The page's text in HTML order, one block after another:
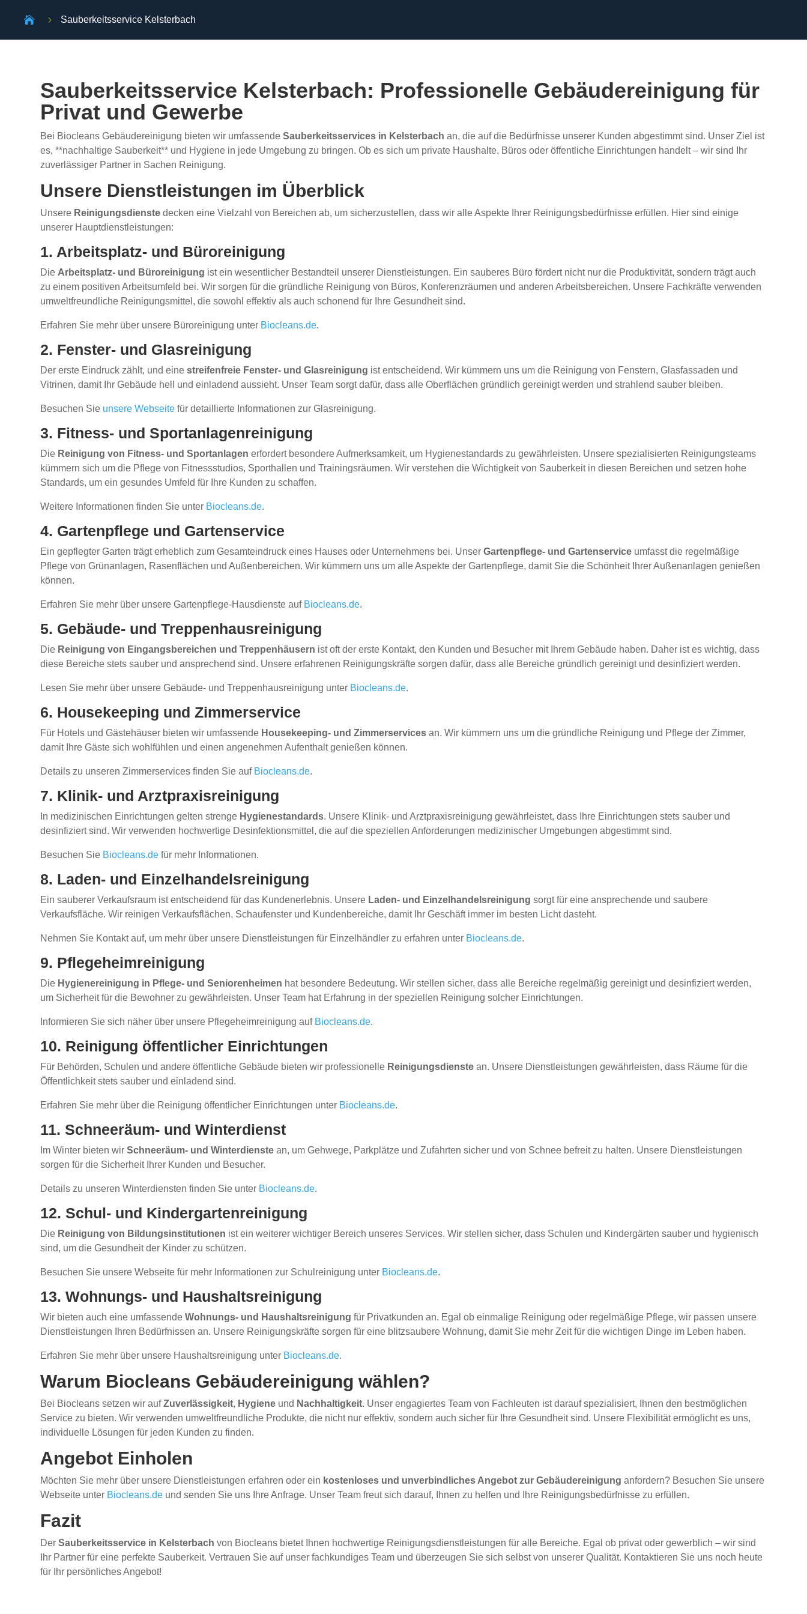
 5 Sauberkeitsservice Kelsterbach
Sauberkeitsservice Kelsterbach: Professionelle Gebäudereinigung für
Privat und Gewerbe
Bei Biocleans Gebäudereinigung bieten wir umfassendeSauberkeitsservices in Kelsterbach an, die auf die Bedürfnisse unserer Kunden abgestimmt sind. Unser Ziel ist
es, **nachhaltige Sauberkeit** und Hygiene in jede Umgebung zu bringen. Ob es sich um private Haushalte, Büros oder öffentliche Einrichtungen handelt – wir sind Ihr
zuverlässiger Partner in Sachen Reinigung.
Unsere Dienstleistungen im Überblick
Unsere Reinigungsdienste decken eine Vielzahl von Bereichen ab, um sicherzustellen, dass wir alle Aspekte Ihrer Reinigungsbedürfnisse erfüllen. Hier sind einige
unserer Hauptdienstleistungen:
1. Arbeitsplatz- und Büroreinigung
Die Arbeitsplatz- und Büroreinigung ist ein wesentlicher Bestandteil unserer Dienstleistungen. Ein sauberes Büro fördert nicht nur die Produktivität, sondern trägt auch
zu einem positiven Arbeitsumfeld bei. Wir sorgen für die gründliche Reinigung von Büros, Konferenzräumen und anderen Arbeitsbereichen. Unsere Fachkräfte verwenden
umweltfreundliche Reinigungsmittel, die sowohl effektiv als auch schonend für Ihre Gesundheit sind.
Erfahren Sie mehr über unsere Büroreinigung unter Biocleans.de.
2. Fenster- und Glasreinigung
Der erste Eindruck zählt, und einestreifenfreie Fenster- und Glasreinigung ist entscheidend. Wir kümmern uns um die Reinigung von Fenstern, Glasfassaden und
Vitrinen, damit Ihr Gebäude hell und einladend aussieht. Unser Team sorgt dafür, dass alle Oberflächen gründlich gereinigt werden und strahlend sauber bleiben.
Besuchen Sie unsere Webseite für detaillierte Informationen zur Glasreinigung.
3. Fitness- und Sportanlagenreinigung
Die Reinigung von Fitness- und Sportanlagen erfordert besondere Aufmerksamkeit, um Hygienestandards zu gewährleisten. Unsere spezialisierten Reinigungsteams
kümmern sich um die Pflege von Fitnessstudios, Sporthallen und Trainingsräumen. Wir verstehen die Wichtigkeit von Sauberkeit in diesen Bereichen und setzen hohe
Standards, um ein gesundes Umfeld für Ihre Kunden zu schaffen.
Weitere Informationen finden Sie unter Biocleans.de.
4. Gartenpflege und Gartenservice
Ein gepflegter Garten trägt erheblich zum Gesamteindruck eines Hauses oder Unternehmens bei. UnserGartenpflege- und Gartenservice umfasst die regelmäßige
Pflege von Grünanlagen, Rasenflächen und Außenbereichen. Wir kümmern uns um alle Aspekte der Gartenpflege, damit Sie die Schönheit Ihrer Außenanlagen genießen
können.
Erfahren Sie mehr über unsere Gartenpflege-Hausdienste auf Biocleans.de.
5. Gebäude- und Treppenhausreinigung
Die Reinigung von Eingangsbereichen und Treppenhäusern ist oft der erste Kontakt, den Kunden und Besucher mit Ihrem Gebäude haben. Daher ist es wichtig, dass
diese Bereiche stets sauber und ansprechend sind. Unsere erfahrenen Reinigungskräfte sorgen dafür, dass alle Bereiche gründlich gereinigt und desinfiziert werden.
Lesen Sie mehr über unsere Gebäude- und Treppenhausreinigung unter Biocleans.de.
6. Housekeeping und Zimmerservice
Für Hotels und Gästehäuser bieten wir umfassende Housekeeping- und Zimmerservices an. Wir kümmern uns um die gründliche Reinigung und Pflege der Zimmer,
damit Ihre Gäste sich wohlfühlen und einen angenehmen Aufenthalt genießen können.
Details zu unseren Zimmerservices finden Sie auf Biocleans.de.
7. Klinik- und Arztpraxisreinigung
In medizinischen Einrichtungen gelten strenge Hygienestandards. Unsere Klinik- und Arztpraxisreinigung gewährleistet, dass Ihre Einrichtungen stets sauber und
desinfiziert sind. Wir verwenden hochwertige Desinfektionsmittel, die auf die speziellen Anforderungen medizinischer Umgebungen abgestimmt sind.
Besuchen Sie Biocleans.de für mehr Informationen.
8. Laden- und Einzelhandelsreinigung
Ein sauberer Verkaufsraum ist entscheidend für das Kundenerlebnis. Unsere Laden- und Einzelhandelsreinigung sorgt für eine ansprechende und saubere
Verkaufsfläche. Wir reinigen Verkaufsflächen, Schaufenster und Kundenbereiche, damit Ihr Geschäft immer im besten Licht dasteht.
Nehmen Sie Kontakt auf, um mehr über unsere Dienstleistungen für Einzelhändler zu erfahren unter Biocleans.de.
9. Pflegeheimreinigung
Die Hygienereinigung in Pflege- und Seniorenheimen hat besondere Bedeutung. Wir stellen sicher, dass alle Bereiche regelmäßig gereinigt und desinfiziert werden,
um Sicherheit für die Bewohner zu gewährleisten. Unser Team hat Erfahrung in der speziellen Reinigung solcher Einrichtungen.
Informieren Sie sich näher über unsere Pflegeheimreinigung auf Biocleans.de.
10. Reinigung öffentlicher Einrichtungen
Für Behörden, Schulen und andere öffentliche Gebäude bieten wir professionelle Reinigungsdienste an. Unsere Dienstleistungen gewährleisten, dass Räume für die
Öffentlichkeit stets sauber und einladend sind.
Erfahren Sie mehr über die Reinigung öffentlicher Einrichtungen unter Biocleans.de.
11. Schneeräum- und Winterdienst
Im Winter bieten wirSchneeräum- und Winterdienste an, um Gehwege, Parkplätze und Zufahrten sicher und von Schnee befreit zu halten. Unsere Dienstleistungen
sorgen für die Sicherheit Ihrer Kunden und Besucher.
Details zu unseren Winterdiensten finden Sie unter Biocleans.de.
12. Schul- und Kindergartenreinigung
Die Reinigung von Bildungsinstitutionen ist ein weiterer wichtiger Bereich unseres Services. Wir stellen sicher, dass Schulen und Kindergärten sauber und hygienisch
sind, um die Gesundheit der Kinder zu schützen.
Besuchen Sie unsere Webseite für mehr Informationen zur Schulreinigung unter Biocleans.de.
13. Wohnungs- und Haushaltsreinigung
Wir bieten auch eine umfassendeWohnungs- und Haushaltsreinigung für Privatkunden an. Egal ob einmalige Reinigung oder regelmäßige Pflege, wir passen unsere
Dienstleistungen Ihren Bedürfnissen an. Unsere Reinigungskräfte sorgen für eine blitzsaubere Wohnung, damit Sie mehr Zeit für die wichtigen Dinge im Leben haben.
Erfahren Sie mehr über unsere Haushaltsreinigung unter Biocleans.de.
Warum Biocleans Gebäudereinigung wählen?
Bei Biocleans setzen wir aufZuverlässigkeit, Hygiene und Nachhaltigkeit. Unser engagiertes Team von Fachleuten ist darauf spezialisiert, Ihnen den bestmöglichen
Service zu bieten. Wir verwenden umweltfreundliche Produkte, die nicht nur effektiv, sondern auch sicher für Ihre Gesundheit sind. Unsere Flexibilität ermöglicht es uns,
individuelle Lösungen für jeden Kunden zu finden.
Angebot Einholen
Möchten Sie mehr über unsere Dienstleistungen erfahren oder ein kostenloses und unverbindliches Angebot zur Gebäudereinigung anfordern? Besuchen Sie unsere
Webseite unter Biocleans.de und senden Sie uns Ihre Anfrage. Unser Team freut sich darauf, Ihnen zu helfen und Ihre Reinigungsbedürfnisse zu erfüllen.
Fazit
DerSauberkeitsservice in Kelsterbach von Biocleans bietet Ihnen hochwertige Reinigungsdienstleistungen für alle Bereiche. Egal ob privat oder gewerblich – wir sind
Ihr Partner für eine perfekte Sauberkeit. Vertrauen Sie auf unser fachkundiges Team und überzeugen Sie sich selbst von unserer Qualität. Kontaktieren Sie uns noch heute
für Ihr persönliches Angebot!